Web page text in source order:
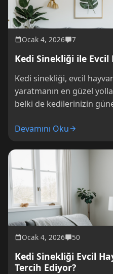
Ocak 4, 2026 7
Kedi Sinekliği ile
Kedi sinekliği, evcil
yaratmanın en güzel
belki de kedilerinizin
Devamını Oku
Ocak 4, 2026 50
Kedi Sinekliği Evcil
Tercih Ediyor?